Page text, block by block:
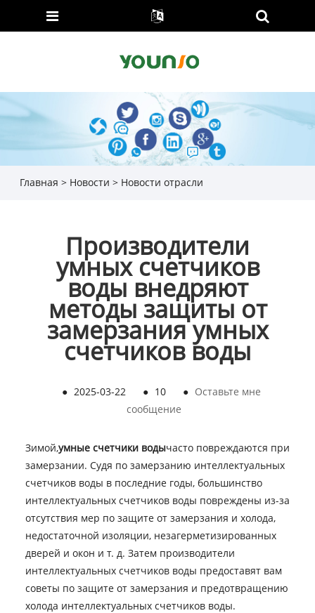
Главная > Новости > Новости отрасли
Производители
умных счетчиков
воды внедряют
методы защиты от
замерзания умных
счетчиков воды
● 2025-03-22 ● 10 ● Оставьте мне
сообщение
Зимой,умные счетчики водычасто повреждаются при
замерзании. Судя по замерзанию интеллектуальных
счетчиков воды в последние годы, большинство
интеллектуальных счетчиков воды повреждены из-за
отсутствия мер по защите от замерзания и холода,
недостаточной изоляции, незагерметизированных
дверей и окон и т. д. Затем производители
интеллектуальных счетчиков воды предоставят вам
советы по защите от замерзания и предотвращению
холода интеллектуальных счетчиков воды.